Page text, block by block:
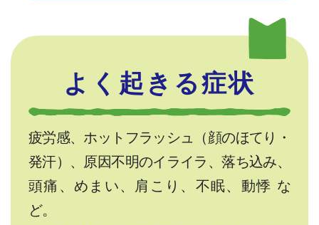
よく起きる症状
疲労感、ホットフラッシュ（顔のほてり・
発汗）、原因不明のイライラ、落ち込み、
頭痛、めまい、肩こり、不眠、動悸 な
ど。